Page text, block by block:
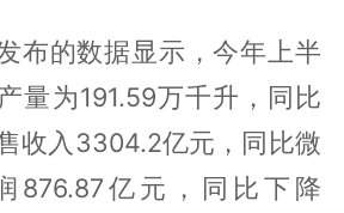
布的数据显示，今年上半
量为191.59万千升，同比
收入3304.2亿元，同比微
876.87亿元，同比下降